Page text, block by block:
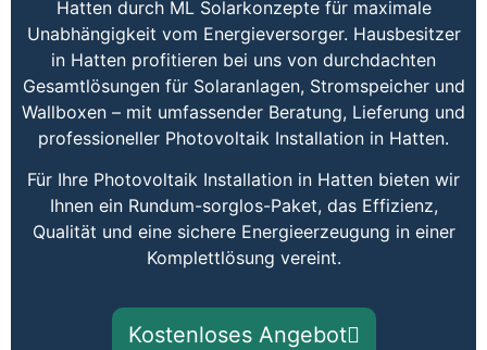
Hatten durch ML Solarkonzepte für maximale
Unabhängigkeit vom Energieversorger. Hausbesitzer
in Hatten profitieren bei uns von durchdachten
Gesamtlösungen für Solaranlagen, Stromspeicher und
Wallboxen – mit umfassender Beratung, Lieferung und
professioneller Photovoltaik Installation in Hatten.
Für Ihre Photovoltaik Installation in Hatten bieten wir
Ihnen ein Rundum-sorglos-Paket, das Effizienz,
Qualität und eine sichere Energieerzeugung in einer
Komplettlösung vereint.
Kostenloses Angebot